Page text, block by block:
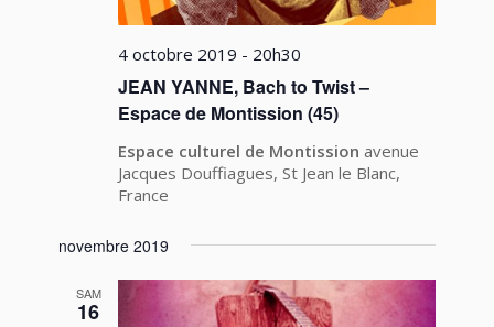
JEAN YANNE, Bach to Twist –
Espace de Montission (45)
4 octobre 2019 - 20h30
Espace culturel de Montissionavenue
Jacques Douffiagues, St Jean le Blanc,
France
novembre 2019
SAM
16